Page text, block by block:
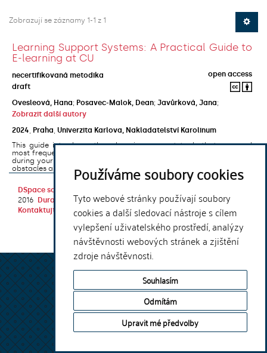
Používáme soubory cookies
Tyto webové stránky používají soubory
cookies a další sledovací nástroje s cílem
vylepšení uživatelského prostředí, analýzy
návštěvnosti webových stránek a zjištění
zdroje návštěvnosti.
Souhlasím
Odmítám
Upravit mé předvolby
Zobrazují se záznamy 1-1 z 1
Learning Support Systems: A Practical Guide to
E-learning at CU
necertifikovaná metodika
open access
draft
Ovesleová, Hana; Posavec-Malok, Dean; Javůrková, Jana;
Zobrazit další autory
2024
Praha Univerzita Karlova, Nakladatelství Karolinum
This guide introduces the e-learning support tools that are used
most frequently at Charles University and that you may encounter
during your studies. It will also help you to avoid the most common
obstacles associated ...
DSpace software
2016
DuraSpace
Kontaktujte nás |Vyjádření názoru